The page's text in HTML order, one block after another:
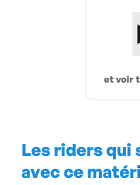
et voir
Les riders qui
avec ce